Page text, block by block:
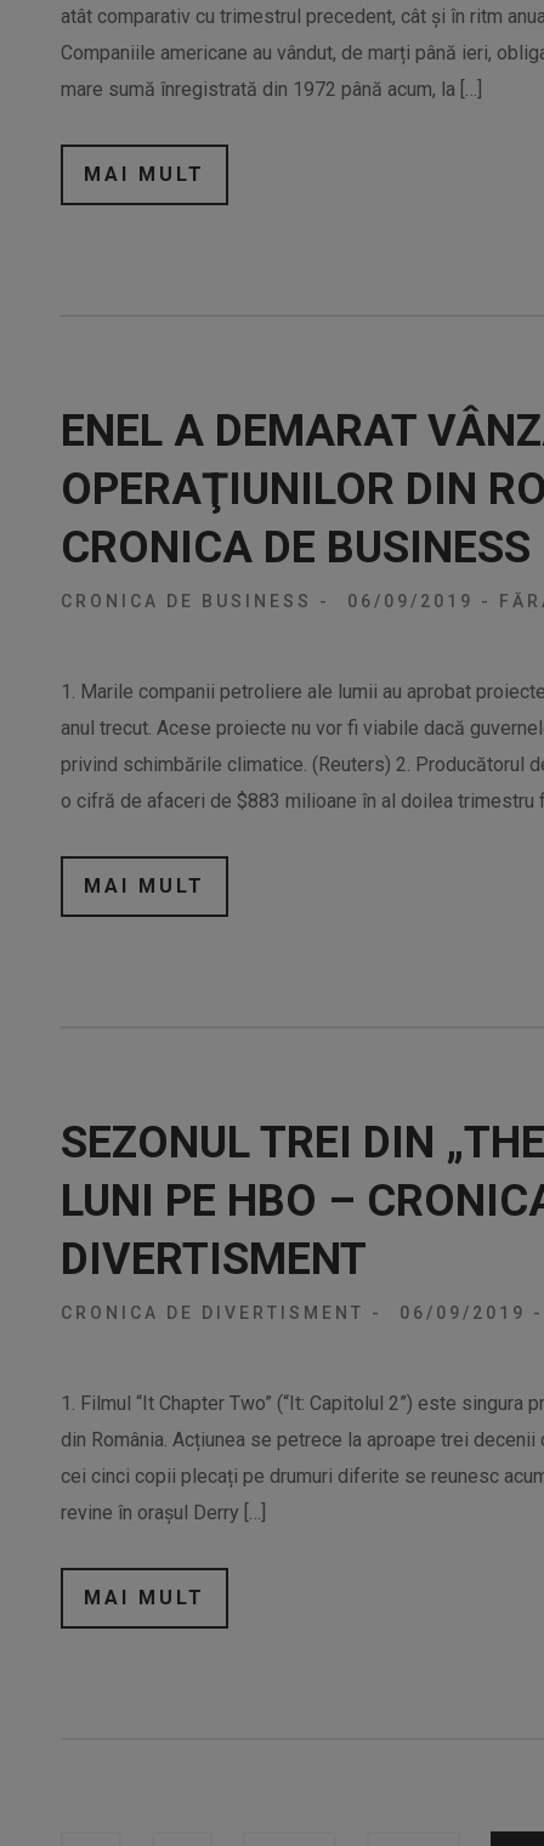
atât comparativ cu trimestrul precedent, cât și în ritm
Companiile americane au vândut, de marți până ieri,
mare sumă înregistrată din 1972 până acum, la […]
MAI MULT
ENEL A DEMARAT
OPERAŢIUNILOR DIN
CRONICA DE BUSINESS
CRONICA DE BUSINESS - 06/09/2019 -
1. Marile companii petroliere ale lumii au aprobat
anul trecut. Acese proiecte nu vor fi viabile dacă
privind schimbările climatice. (Reuters) 2. Producătorul
o cifră de afaceri de $883 milioane în al doilea trimestru
MAI MULT
SEZONUL TREI DIN
LUNI PE HBO –
DIVERTISMENT
CRONICA DE DIVERTISMENT - 06/09/2019 -
1. Filmul “It Chapter Two” (“It: Capitolul 2”) este
din România. Acțiunea se petrece la aproape trei
cei cinci copii plecați pe drumuri diferite se reunesc
revine în orașul Derry […]
MAI MULT